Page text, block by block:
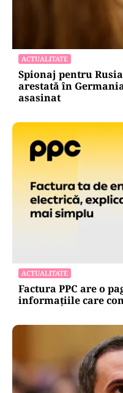
20 de grătare și sute
intrat Selly în
Nibiru
Spionaj pentru
arestată în
asasinat